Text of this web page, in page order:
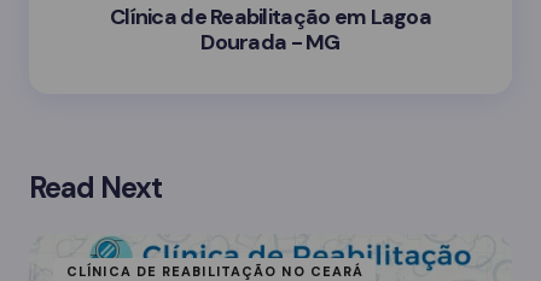
Clínica de Reabilitação em Lagoa
Dourada - MG
Read Next
CLÍNICA DE REABILITAÇÃO NO CEARÁ